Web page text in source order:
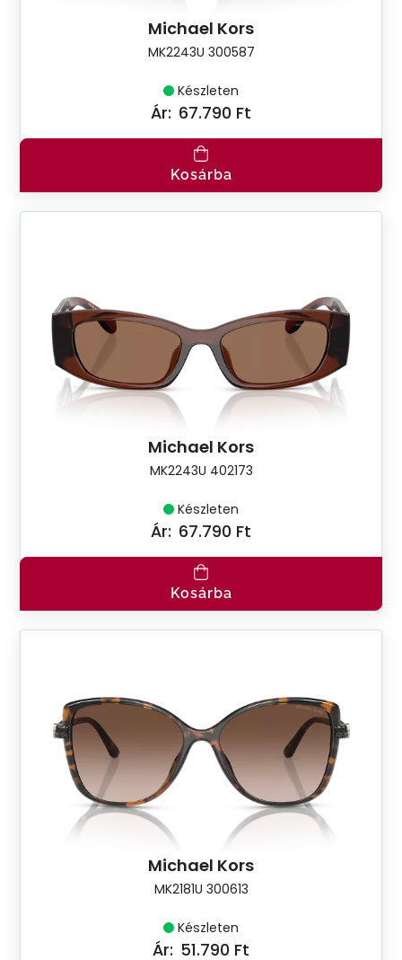
Michael Kors
MK2243U 300587
Készleten
Ár: 67.790 Ft
Kosárba
Michael Kors
MK2243U 402173
Készleten
Ár: 67.790 Ft
Kosárba
Michael Kors
MK2181U 300613
Készleten
Ár: 51.790 Ft